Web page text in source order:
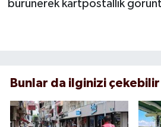
bürünerek kartpostallık
Bunlar da ilginizi çekebilir